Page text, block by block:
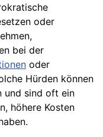
oder
bei der
oder
Hürden können
und sind oft ein
höhere Kosten